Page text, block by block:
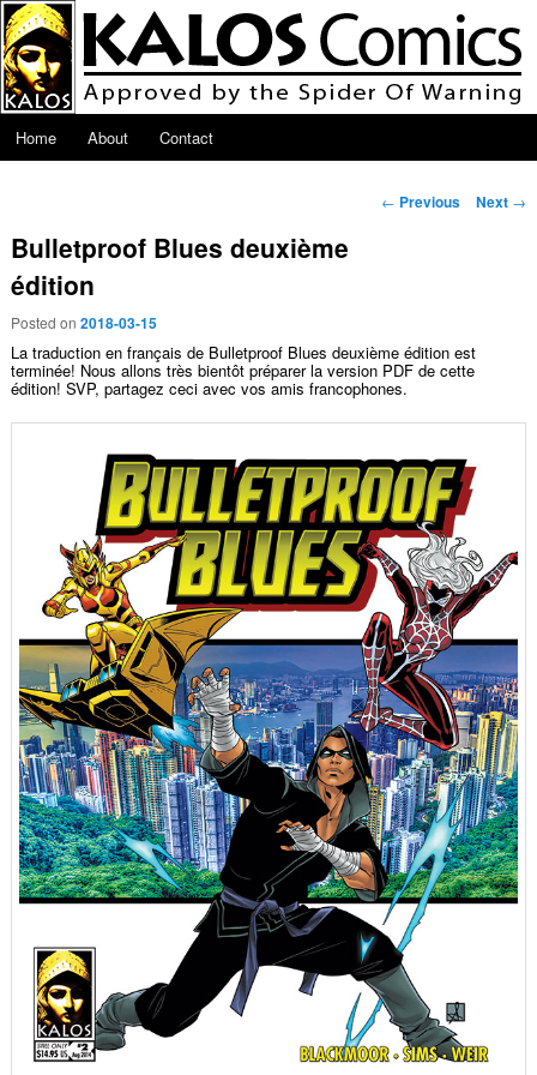
Skip to primary content
Main menu
Home
About Contact
Post navigation
← Previous Next →
Bulletproof Blues deuxième
édition
Posted on 2018-03-15
La traduction en français de Bulletproof Blues deuxième édition est
terminée! Nous allons très bientôt préparer la version PDF de cette
édition! SVP, partagez ceci avec vos amis francophones.